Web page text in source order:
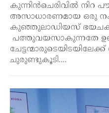
കുന്നിൻചെരിവിൽ നിറ
അസാധാരണമായ ഒരു
കുഞ്ഞുലാഡിയസ്
പത്തുവയസാകുന്നതേ
ചുരുണ്ടുകൂടി....